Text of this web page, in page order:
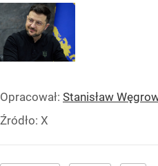
Opracował: Stanisław
Źródło: X